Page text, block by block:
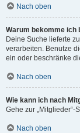
Nach oben
Warum bekomme ich
Deine Suche lieferte
verarbeiten. Benutze
ein oder beschränke
Nach oben
Wie kann ich nach
Gehe zur „Mitglieder“-
Nach oben